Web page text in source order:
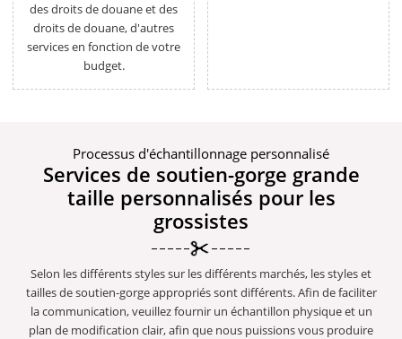
des droits de douane et des
droits de douane, d'autres
services en fonction de votre
budget.
Processus d'échantillonnage personnalisé
Services de soutien-gorge grande
taille personnalisés pour les
grossistes
Selon les différents styles sur les différents marchés, les styles et
tailles de soutien-gorge appropriés sont différents. Afin de faciliter
la communication, veuillez fournir un échantillon physique et un
plan de modification clair, afin que nous puissions vous produire